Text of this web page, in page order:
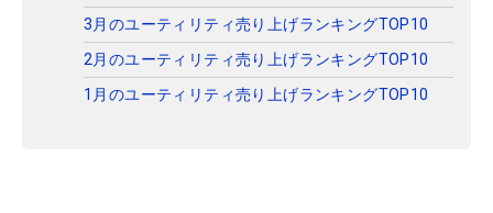
3月のユーティリティ売り上げランキングTOP10
2月のユーティリティ売り上げランキングTOP10
1月のユーティリティ売り上げランキングTOP10